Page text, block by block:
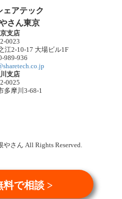
料で相談 >
ェアテック
さん東京
支店
0023
江2-10-17 大場ビル1F
989-936
支店
0025
多摩川3-68-1
さん All Rights Reserved.